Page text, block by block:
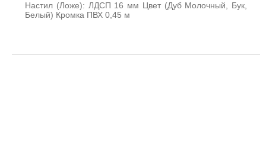
УГОЛКИ ПРИРОДЫ ИЗО
МЯГКАЯ МЕБЕЛЬ (3)
Настил (Ложе): ЛДСП 16 мм Цвет (Дуб Молочный, Бук,
Белый) Кромка ПВХ 0,45 м